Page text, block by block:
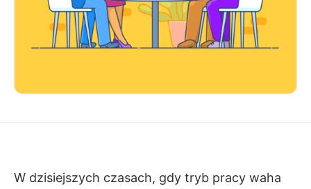
W dzisiejszych czasach, gdy tryb pracy waha